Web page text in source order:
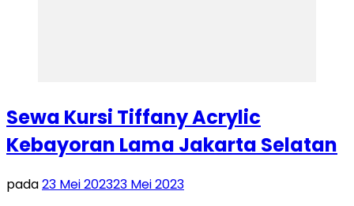
Sewa Kursi Tiffany Acrylic
Kebayoran Lama Jakarta Selatan
pada23 Mei 202323 Mei 2023